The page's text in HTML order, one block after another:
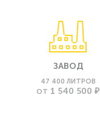
ЗАВОД
47 400 ЛИТРОВ
ОТ 1 540 500 ₽